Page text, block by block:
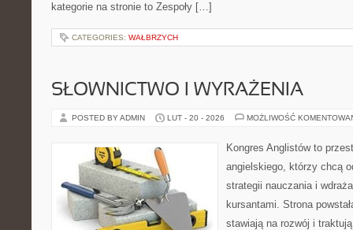
kategorie na stronie to Zespoły […]
CATEGORIES: WAŁBRZYCH
SŁOWNICTWO I WYRAŻENIA
POSTED BY ADMIN LUT - 20 - 2026 MOŻLIWOŚĆ
Kongres Anglistów to
angielskiego, którzy chcą
strategii nauczania i
kursantami. Strona
stawiają na rozwój i